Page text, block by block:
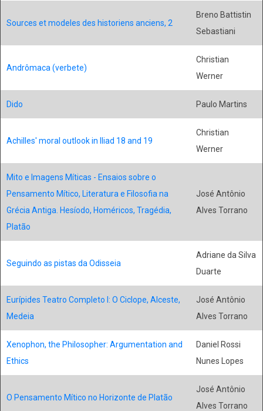
Sources et modeles des historiens anciens, 2
Breno Battistin
Sebastiani
Andrômaca (verbete)
Christian
Werner
Dido Paulo Martins
Achilles' moral outlook in Iliad 18 and 19
Christian
Werner
Mito e Imagens Míticas - Ensaios sobre o
Pensamento Mítico, Literatura e Filosofia na
Grécia Antiga. Hesíodo, Homéricos, Tragédia,
Platão
José Antônio
Alves Torrano
Seguindo as pistas da Odisseia
Adriane da Silva
Duarte
Eurípides Teatro Completo I: O Ciclope, Alceste,
Medeia
José Antônio
Alves Torrano
Xenophon, the Philosopher: Argumentation and
Ethics
Daniel Rossi
Nunes Lopes
O Pensamento Mítico no Horizonte de Platão
José Antônio
Alves Torrano